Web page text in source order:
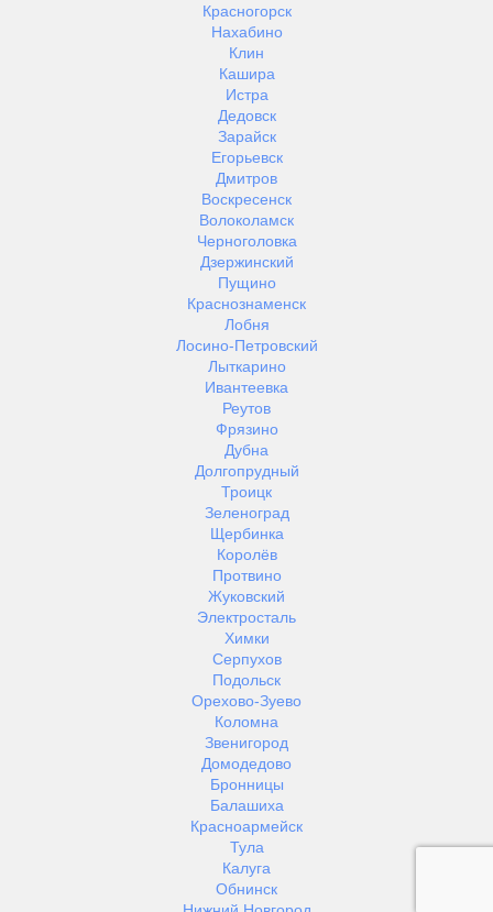
Красногорск
Нахабино
Клин
Кашира
Истра
Дедовск
Зарайск
Егорьевск
Дмитров
Воскресенск
Волоколамск
Черноголовка
Дзержинский
Пущино
Краснознаменск
Лобня
Лосино-Петровский
Лыткарино
Ивантеевка
Реутов
Фрязино
Дубна
Долгопрудный
Троицк
Зеленоград
Щербинка
Королёв
Протвино
Жуковский
Электросталь
Химки
Серпухов
Подольск
Орехово-Зуево
Коломна
Звенигород
Домодедово
Бронницы
Балашиха
Красноармейск
Тула
Калуга
Обнинск